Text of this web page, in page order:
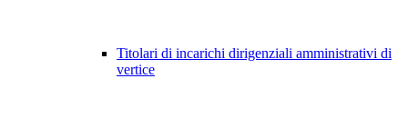
Titolari di incarichi dirigenziali amministrativi di
vertice